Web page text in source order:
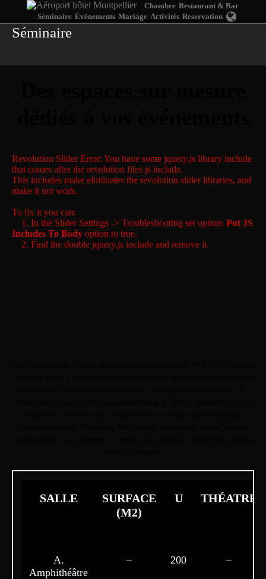
Chambre Restaurant & Bar
Séminaire Événements Mariage Activités Reservation
Séminaire
Revolution Slider Error: You have some jquery.js library include
that comes after the revolution files js include.
This includes make eliminates the revolution slider libraries, and
make it not work.
To fix it you can:
1. In the Slider Settings -> Troubleshooting set option: Put JS
Includes To Body option to true.
2. Find the double jquery.js include and remove it.
SALLE
SURFACE
(M2)
U THÉATRE
A.
Amphithéâtre
– 200 –